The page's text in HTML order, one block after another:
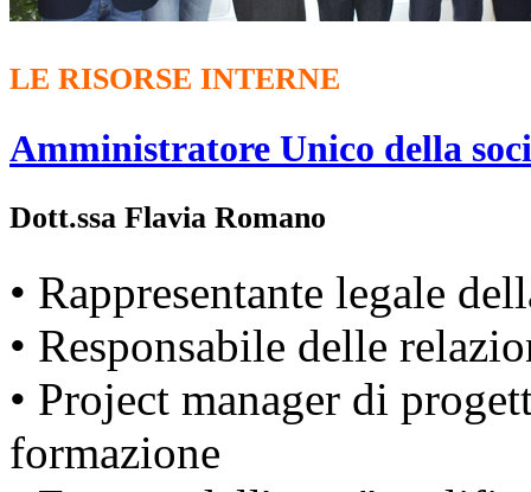
LE RISORSE INTERNE
Amministratore Unico della
Dott.ssa Flavia Romano
• Rappresentante legale
• Responsabile delle
• Project manager di
formazione